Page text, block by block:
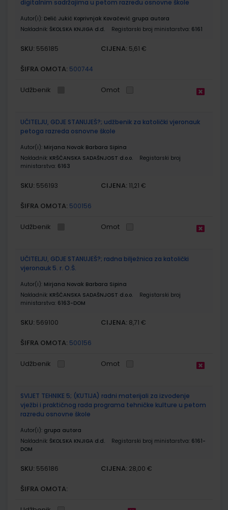
digitalnim sadržajima u petom razredu osnovne škole
Autor(i): Delić Jukić Koprivnjak Kovačević grupa autora
Nakladnik: ŠKOLSKA KNJIGA d.d. Registarski broj ministarstva: 6161
SKU: 556185 CIJENA: 5,61 €
ŠIFRA OMOTA: 500744
Udžbenik Omot
UČITELJU, GDJE STANUJEŠ?; udžbenik za katolički vjeronauk
petoga razreda osnovne škole
Autor(i): Mirjana Novak Barbara Sipina
Nakladnik: KRŠĆANSKA SADAŠNJOST d.o.o.
Registarski broj
ministarstva: 6163
SKU: 556193 CIJENA: 11,21 €
ŠIFRA OMOTA: 500156
Udžbenik Omot
UČITELJU, GDJE STANUJEŠ?; radna bilježnica za katolički
vjeronauk 5. r. O.Š.
Autor(i): Mirjana Novak Barbara Sipina
Nakladnik: KRŠĆANSKA SADAŠNJOST d.o.o.
Registarski broj
ministarstva: 6163-DOM
SKU: 569100 CIJENA: 8,71 €
ŠIFRA OMOTA: 500156
Udžbenik Omot
SVIJET TEHNIKE 5; (KUTIJA) radni materijali za izvođenje
vježbi i praktičnog rada programa tehničke kulture u petom
razredu osnovne škole
Autor(i): grupa autora
Nakladnik: ŠKOLSKA KNJIGA d.d. Registarski broj ministarstva: 6161-
DOM
SKU: 556186 CIJENA: 28,00 €
ŠIFRA OMOTA: